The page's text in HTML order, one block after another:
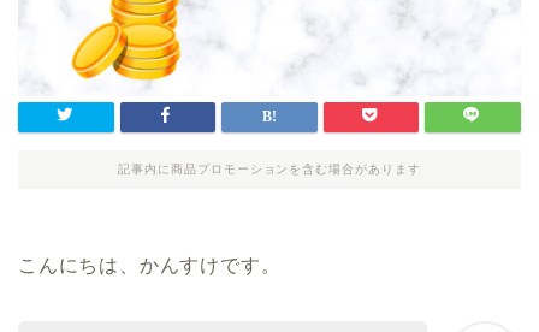
記事内に商品プロモーションを含む場合があります
こんにちは、かんすけです。